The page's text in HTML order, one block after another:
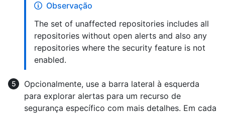
Observação
The set of unaffected repositories includes all
repositories without open alerts and also any
repositories where the security feature is not
enabled.
Opcionalmente, use a barra lateral à esquerda
para explorar alertas para um recurso de
segurança específico com mais detalhes. Em cada